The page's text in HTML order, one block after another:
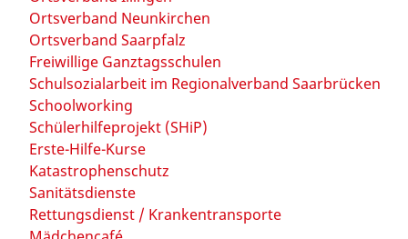
Ortsverband Neunkirchen
Ortsverband Saarpfalz
Freiwillige Ganztagsschulen
Schulsozialarbeit im Regionalverband Saarbrücken
Schoolworking
Schülerhilfeprojekt (SHiP)
Erste-Hilfe-Kurse
Katastrophenschutz
Sanitätsdienste
Rettungsdienst / Krankentransporte